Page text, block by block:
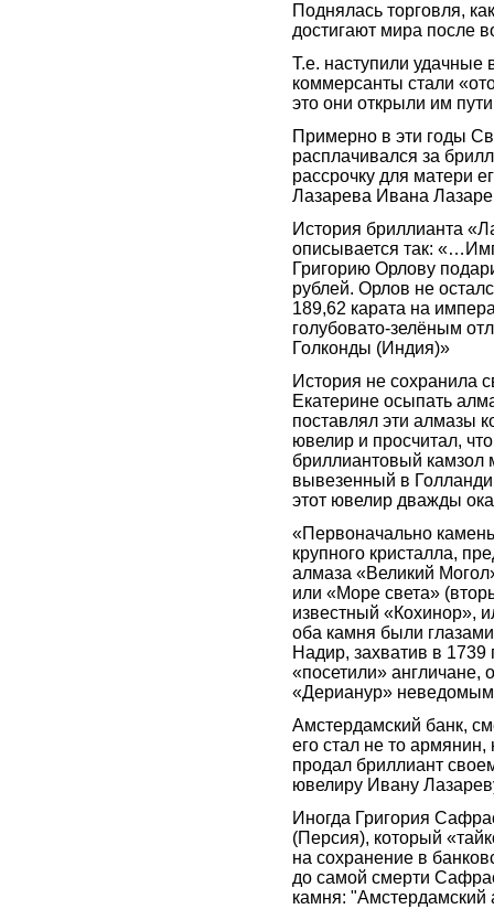
Поднялась торговля,
достигают мира после
Т.е. наступили удачные
коммерсанты стали
это они открыли им
Примерно в эти годы
расплачивался за
рассрочку для матери
Лазарева Ивана
История бриллианта
описывается так:
Григорию Орлову
рублей. Орлов не
189,62 карата на
голубовато-зелёным
Голконды (Индия)»
История не сохранила
Екатерине осыпать
поставлял эти алмазы
ювелир и просчитал,
бриллиантовый камзол
вывезенный в
этот ювелир дважды
«Первоначально
крупного кристалла,
алмаза «Великий
или «Море света»
известный «Кохинор»,
оба камня были
Надир, захватив в 1739
«посетили» англичане,
«Дерианур»
Амстердамский банк,
его стал не то
продал бриллиант
ювелиру Ивану
Иногда Григория
(Персия), который
на сохранение в
до самой смерти
камня: